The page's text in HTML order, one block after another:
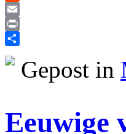
Reddit
Email
Print
Gepost in
Eeuwige